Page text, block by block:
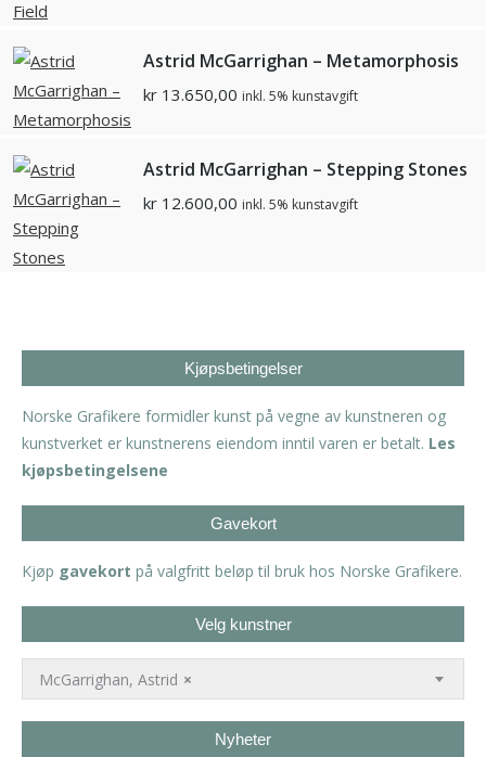
Astrid McGarrighan – Metamorphosis
kr 13.650,00 inkl. 5% kunstavgift
Astrid McGarrighan – Stepping Stones
kr 12.600,00 inkl. 5% kunstavgift
Kjøpsbetingelser
Norske Grafikere formidler kunst på vegne av kunstneren og
kunstverket er kunstnerens eiendom inntil varen er betalt. Les
kjøpsbetingelsene
Gavekort
Kjøp gavekort på valgfritt beløp til bruk hos Norske Grafikere.
Velg kunstner
×
McGarrighan, Astrid
Nyheter